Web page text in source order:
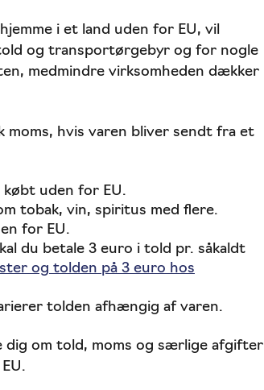
i et land uden for EU, vil
og transportørgebyr og for nogle
medmindre virksomheden dækker
moms, hvis varen bliver sendt fra et
købt uden for EU.
tobak, vin, spiritus med flere.
for EU.
du betale 3 euro i told pr. såkaldt
og tolden på 3 euro hos
tolden afhængig af varen.
dig om told, moms og særlige afgifter